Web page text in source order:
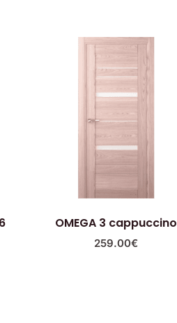
OMEGA 3 cappuccino
259.00€